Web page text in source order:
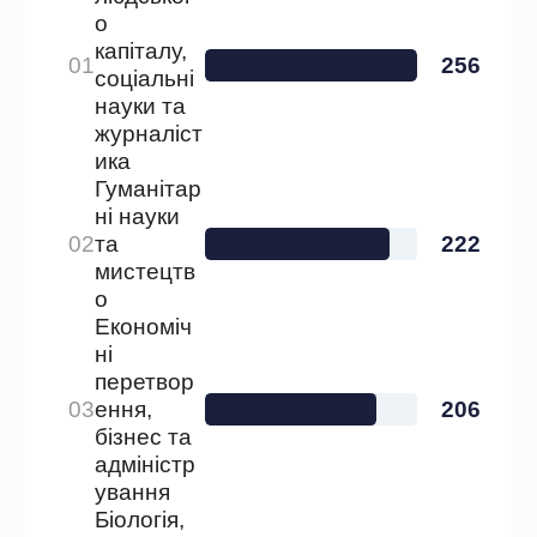
Що це означає на
практиці
Три перші кластери
разом дають майже 700 журналів —
більше половини всього Переліку.
— тут науковці фактично не мають
альтернатив.
Медицина і IT — середня зона.
101 журнал — конкуренція за місця вже
відчутна.
Право — несподівано добре.